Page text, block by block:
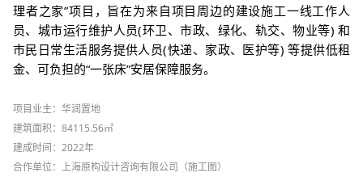
理者之家”项目，旨在为来自项目周边的建设施工一线工作人
员、城市运行维护人员(环卫、市政、绿化、轨交、物业等) 和
市民日常生活服务提供人员(快递、家政、医护等) 等提供低租
金、可负担的“一张床”安居保障服务。
项目业主：华润置地
建筑面积：84115.56㎡
建成时间：2022年
合作单位：上海原构设计咨询有限公司（施工图）